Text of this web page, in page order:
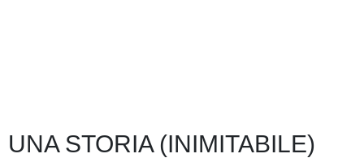
UNA STORIA (INIMITABILE)